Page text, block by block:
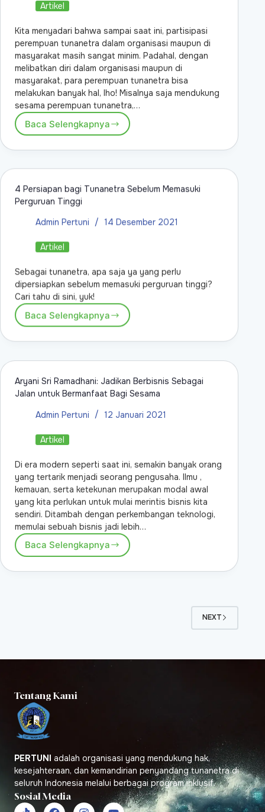
Artikel
Kita menyadari bahwa sampai saat ini, partisipasi
perempuan tunanetra dalam organisasi maupun di
masyarakat masih sangat minim. Padahal, dengan
melibatkan diri dalam organisasi maupun di
masyarakat, para perempuan tunanetra bisa
melakukan banyak hal, lho! Misalnya saja mendukung
sesama perempuan tunanetra,…
Baca Selengkapnya
4 Persiapan bagi Tunanetra Sebelum Memasuki
Perguruan Tinggi
Admin Pertuni
14 Desember 2021
Artikel
Sebagai tunanetra, apa saja ya yang perlu
dipersiapkan sebelum memasuki perguruan tinggi?
Cari tahu di sini, yuk!
Baca Selengkapnya
Aryani Sri Ramadhani: Jadikan Berbisnis Sebagai
Jalan untuk Bermanfaat Bagi Sesama
Admin Pertuni
12 Januari 2021
Artikel
Di era modern seperti saat ini, semakin banyak orang
yang tertarik menjadi seorang pengusaha. Ilmu ,
kemauan, serta ketekunan merupakan modal awal
yang kita perlukan untuk mulai merintis bisnis kita
sendiri. Ditambah dengan perkembangan teknologi,
memulai sebuah bisnis jadi lebih…
Baca Selengkapnya
NEXT
Tentang Kami
PERTUNI adalah organisasi yang mendukung hak,
kesejahteraan, dan kemandirian penyandang tunanetra di
seluruh Indonesia melalui berbagai program inklusif.
Sosial Media